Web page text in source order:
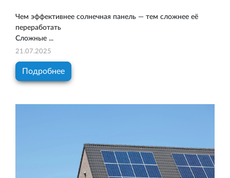
Чем эффективнее солнечная панель — тем сложнее её
переработать
Сложные ...
21.07.2025
Подробнее